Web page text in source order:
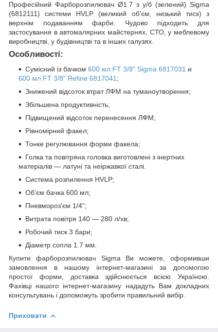
Професійний Фарборозпилювач Ø1.7 з у/б (зелений) Sigma
(6812111) системи HVLP (великий об'єм, низький тиск) з
верхнім подаванням фарби. Чудово підходить для
застосування в автомалярних майстернях, СТО, у меблевому
виробництві, у будівництві та в інших галузях.
Особливості:
Сумісний із бачком 600 мл FT 3/8" Sigma 6817031 и
600 мл FT 3/8" Refine 6817041 ;
Знижений відсоток втрат ЛФМ на туманоутворення;
Збільшена продуктивність;
Підвищений відсоток перенесення ЛФМ;
Рівномірний факел;
Тонке регулювання форми факела;
Голка та повітряна головка виготовлені з інертних
матеріалів — латуні та неіржавкої сталі.
Система розпилення HVLP;
Об'єм бачка 600 мл;
Пневмороз'єм 1/4";
Витрата повітря 140 — 280 л/хв;
Робочий тиск 3 бари;
Діаметр сопла 1.7 мм.
Купити фарборозпилювач Sigma Ви можете, оформивши
замовлення в нашому інтернет-магазині за допомогою
простої форми, доставка здійснюється всією Україною.
Фахівці нашого інтернет-магазину нададуть Вам докладних
консультувань і допоможуть зробити правильний вибір.
Приховати